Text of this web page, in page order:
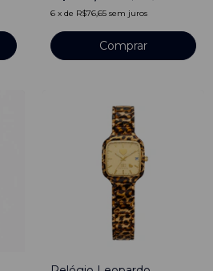
6 x de R$76,65 sem juros